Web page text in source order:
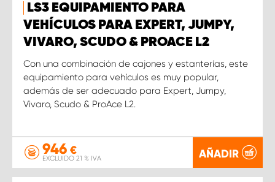
LS3 EQUIPAMIENTO PARA
VEHÍCULOS PARA EXPERT, JUMPY,
VIVARO, SCUDO & PROACE L2
Con una combinación de cajones y estanterías, este
equipamiento para vehículos es muy popular,
además de ser adecuado para Expert, Jumpy,
Vivaro, Scudo & ProAce L2.
946 €
EXCLUIDO 21 % IVA AÑADIR